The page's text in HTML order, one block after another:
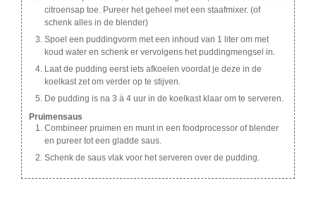
citroensap toe. Pureer het geheel met een staafmixer. (of
schenk alles in de blender)
Spoel een puddingvorm met een inhoud van 1 liter om met
koud water en schenk er vervolgens het puddingmengsel in.
Laat de pudding eerst iets afkoelen voordat je deze in de
koelkast zet om verder op te stijven.
De pudding is na 3 à 4 uur in de koelkast klaar om te serveren.
Pruimensaus
Combineer pruimen en munt in een foodprocessor of blender
en pureer tot een gladde saus.
Schenk de saus vlak voor het serveren over de pudding.